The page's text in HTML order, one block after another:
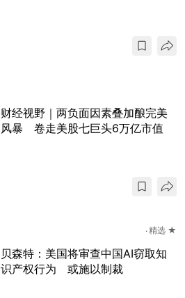
财经视野｜两负面因素叠加酿完美
风暴 卷走美股七巨头6万亿市值
精选 ★
贝森特：美国将审查中国AI窃取知
识产权行为 或施以制裁